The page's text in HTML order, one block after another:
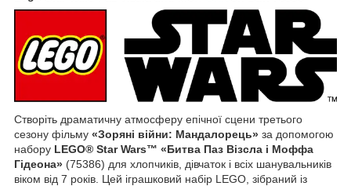
Створіть драматичну атмосферу епічної сцени третього
сезону фільму «Зоряні війни: Мандалорець» за допомогою
набору LEGO® Star Wars™ «Битва Паз Візсла і Моффа
Гідеона» (75386) для хлопчиків, дівчаток і всіх шанувальників
віком від 7 років. Цей іграшковий набір LEGO, зібраний із